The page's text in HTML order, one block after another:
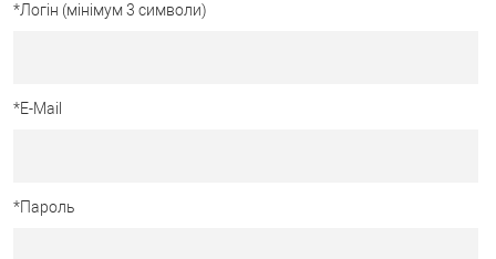
*Логін (мінімум 3 символи)
*E-Mail
*Пароль